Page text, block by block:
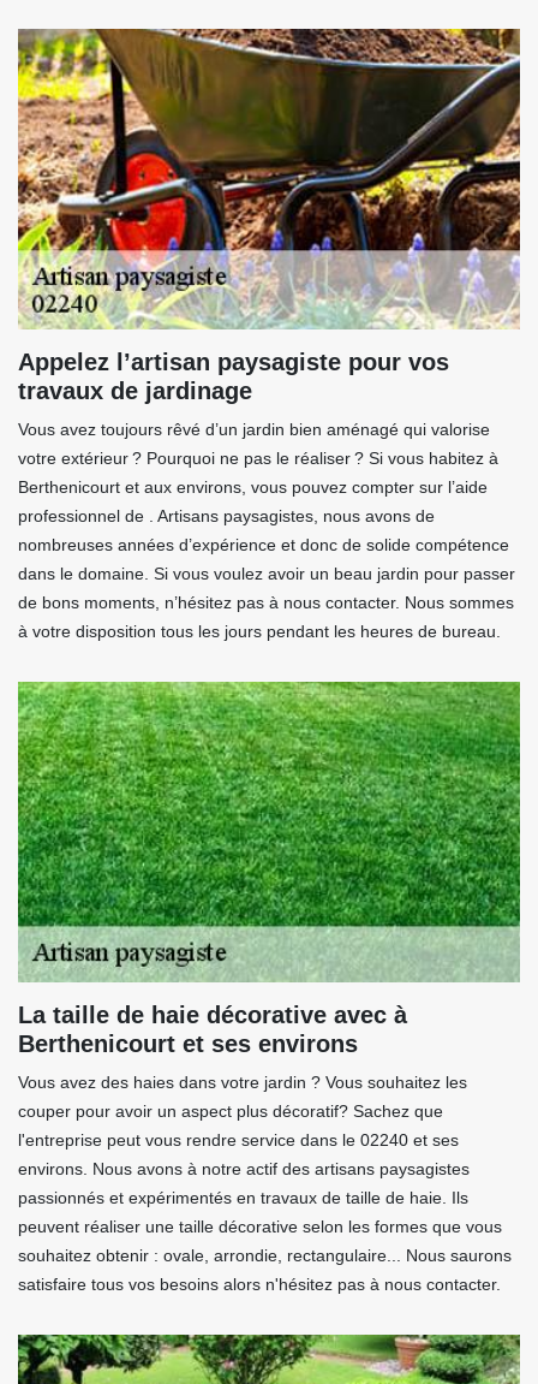
Appelez l’artisan paysagiste pour vos
travaux de jardinage
Vous avez toujours rêvé d’un jardin bien aménagé qui valorise
votre extérieur ? Pourquoi ne pas le réaliser ? Si vous habitez à
Berthenicourt et aux environs, vous pouvez compter sur l’aide
professionnel de . Artisans paysagistes, nous avons de
nombreuses années d’expérience et donc de solide compétence
dans le domaine. Si vous voulez avoir un beau jardin pour passer
de bons moments, n’hésitez pas à nous contacter. Nous sommes
à votre disposition tous les jours pendant les heures de bureau.
La taille de haie décorative avec à
Berthenicourt et ses environs
Vous avez des haies dans votre jardin ? Vous souhaitez les
couper pour avoir un aspect plus décoratif? Sachez que
l'entreprise peut vous rendre service dans le 02240 et ses
environs. Nous avons à notre actif des artisans paysagistes
passionnés et expérimentés en travaux de taille de haie. Ils
peuvent réaliser une taille décorative selon les formes que vous
souhaitez obtenir : ovale, arrondie, rectangulaire... Nous saurons
satisfaire tous vos besoins alors n'hésitez pas à nous contacter.